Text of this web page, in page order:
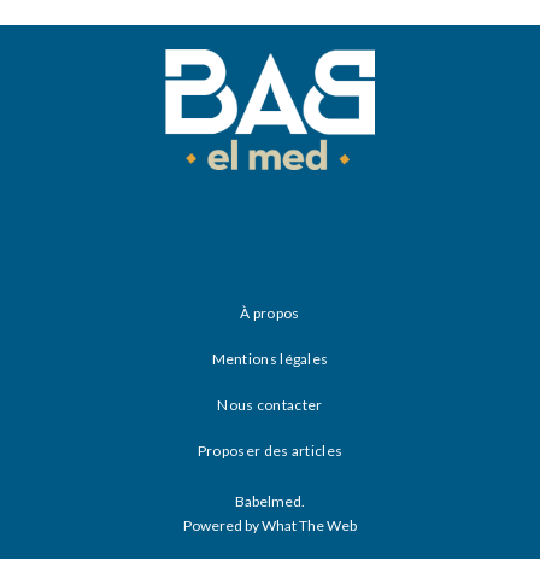
À propos
Mentions légales
Nous contacter
Proposer des articles
Babelmed.
Powered by What The Web